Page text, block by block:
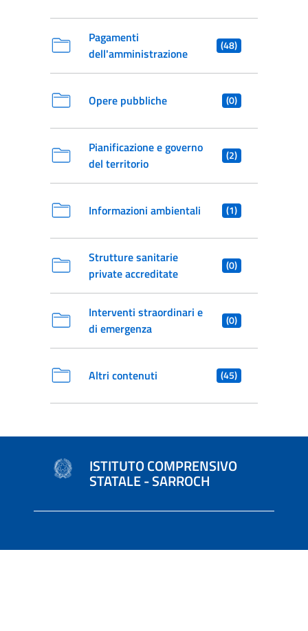
Pagamenti
dell'amministrazione
(48)
Opere pubbliche (0)
Pianificazione e governo
del territorio
(2)
Informazioni ambientali (1)
Strutture sanitarie
private accreditate
(0)
Interventi straordinari e
di emergenza
(0)
Altri contenuti (45)
ISTITUTO COMPRENSIVO
STATALE - SARROCH